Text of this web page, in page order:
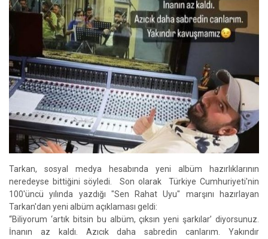
Tarkan, sosyal medya hesabında yeni albüm hazırlıklarının
neredeyse bittiğini söyledi. Son olarak Türkiye Cumhuriyeti'nin
100'üncü yılında yazdığı "Sen Rahat Uyu" marşını hazırlayan
Tarkan'dan yeni albüm açıklaması geldi:
“Biliyorum ‘artık bitsin bu albüm, çıksın yeni şarkılar’ diyorsunuz.
İnanın az kaldı. Azıcık daha sabredin canlarım. Yakındır